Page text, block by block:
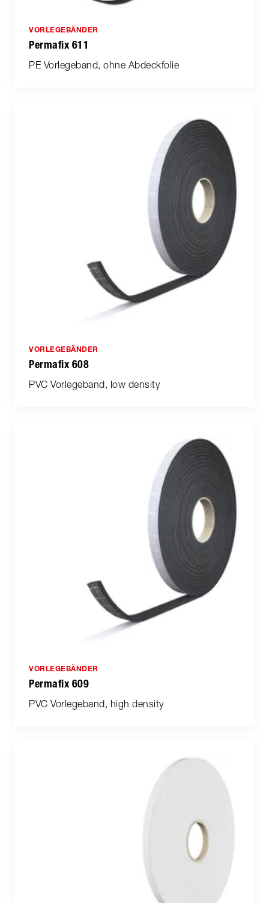
VORLEGEBÄNDER
Permafix 611
PE Vorlegeband, ohne Abdeckfolie
VORLEGEBÄNDER
Permafix 608
PVC Vorlegeband, low density
VORLEGEBÄNDER
Permafix 609
PVC Vorlegeband, high density